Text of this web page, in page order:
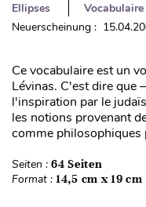
Ellipses
Vocabulaire
Neuerscheinung :
Ce vocabulaire est un
Lévinas. C'est dire que
l'inspiration par le
les notions provenant
comme philosophiques
Seiten : 64 Seiten
Format : 14,5 cm x 19 cm